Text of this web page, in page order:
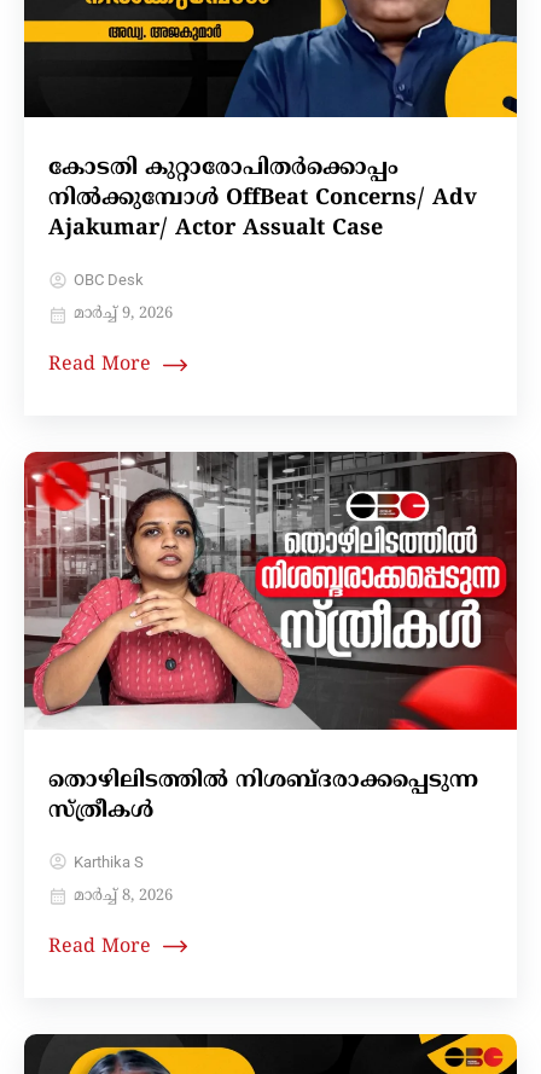
കോടതി കുറ്റാരോപിതർക്കൊപ്പം
നിൽക്കുമ്പോൾ OffBeat Concerns/ Adv
Ajakumar/ Actor Assualt Case
OBC Desk
മാർച്ച്‌ 9, 2026
Read More
തൊഴിലിടത്തിൽ നിശബ്‍ദരാക്കപ്പെടുന്ന
സ്ത്രീകൾ
Karthika S
മാർച്ച്‌ 8, 2026
Read More